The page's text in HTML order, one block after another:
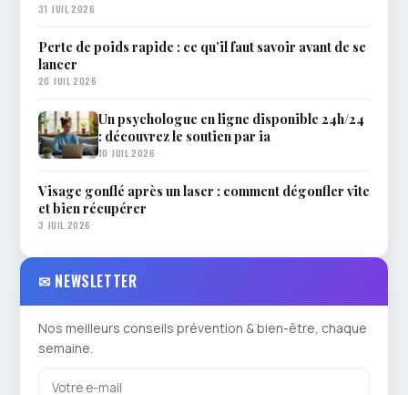
31 JUIL 2026
Perte de poids rapide : ce qu’il faut savoir avant de se
lancer
20 JUIL 2026
Un psychologue en ligne disponible 24h/24
: découvrez le soutien par ia
10 JUIL 2026
Visage gonflé après un laser : comment dégonfler vite
et bien récupérer
3 JUIL 2026
✉ NEWSLETTER
Nos meilleurs conseils prévention & bien-être, chaque
semaine.